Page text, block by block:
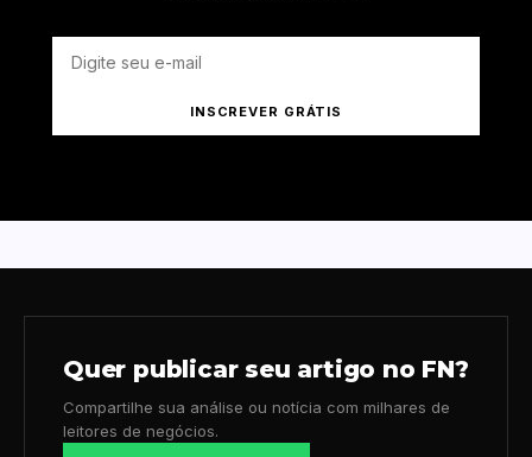
INSCREVER GRÁTIS
Quer publicar seu artigo no FN?
Compartilhe sua análise ou notícia com milhares de
leitores de negócios.